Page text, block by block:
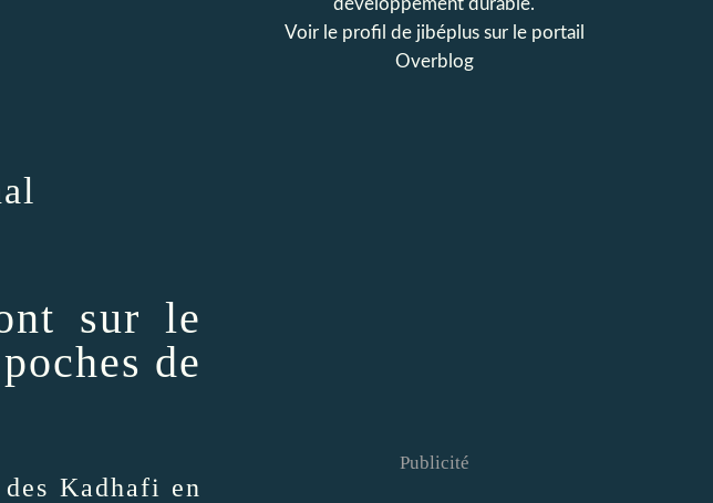
sur le
de
Kadhafi en
développement durable.
Voir le profil de jibéplussur le portail
Overblog
Publicité